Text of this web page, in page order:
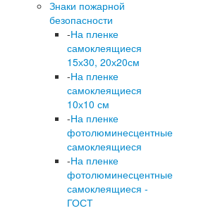
Знаки пожарной
безопасности
-На пленке
самоклеящиеся
15х30, 20х20см
-На пленке
самоклеящиеся
10х10 см
-На пленке
фотолюминесцентные
самоклеящиеся
-На пленке
фотолюминесцентные
самоклеящиеся -
ГОСТ